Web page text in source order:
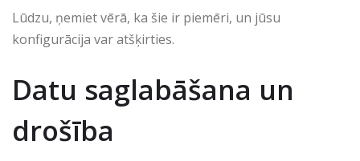
Lūdzu, ņemiet vērā, ka šie ir piemēri, un jūsu
konfigurācija var atšķirties.
Datu saglabāšana un
drošība